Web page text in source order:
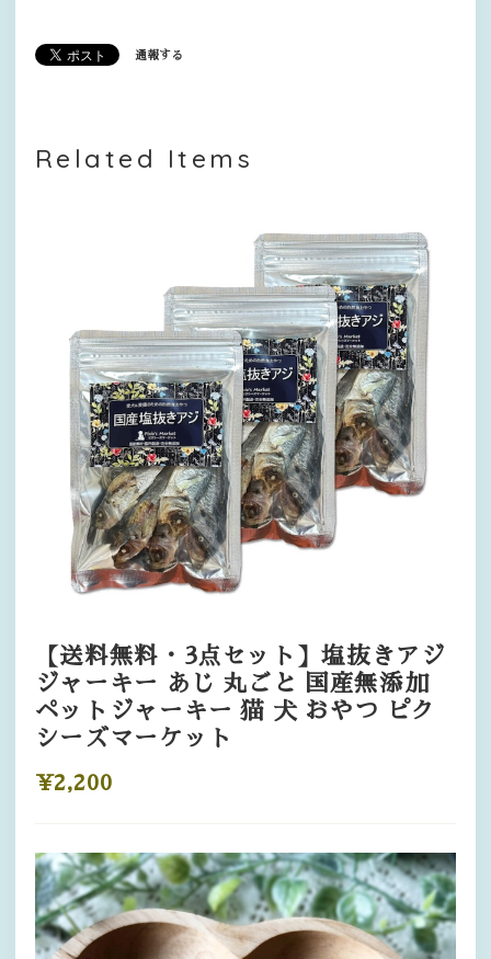
通報する
Related Items
【送料無料・3点セット】塩抜きアジ
ジャーキー あじ 丸ごと 国産無添加
ペットジャーキー 猫 犬 おやつ ピク
シーズマーケット
¥2,200